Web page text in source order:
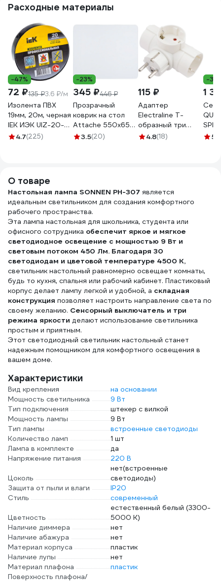
13897
Расходные материалы
-47%
72 ₽135 ₽3.6 ₽/м
Изолента ПВХ
19мм, 20м, черная
IEK ИЭК UIZ-20-
10-K02
4.7(225)
-23%
345 ₽446 ₽
Прозрачный
коврик на стол
Attache 550x650
мм 1121495
3.5(20)
115 ₽
Адаптер
Electraline T-
образный три
гнезда, 16A, с
4.8(18)
-3%
1
5 5
О товаре
Настольная лампа SONNEN PH-307 является
идеальным светильником для создания комфортного
рабочего пространства.
Эта лампа настольная для школьника, студента или
офисного сотрудника обеспечит яркое и мягкое
светодиодное освещение с мощностью 9 Вт и
световым потоком 450 Лм. Благодаря 30
светодиодам и цветовой температуре 4500 K,
светильник настольный равномерно освещает комнаты,
будь то кухня, спальня или рабочий кабинет. Пластиковый
корпус делает лампу легкой и удобной, а складная
конструкция позволяет настроить направление света по
своему желанию. Сенсорный выключатель и три
режима яркости делают использование светильника
простым и приятным.
Этот светодиодный светильник настольный станет
надежным помощником для комфортного освещения в
вашем доме.
Характеристики
Вид крепления
на основании
Мощность светильника
9 Вт
Тип подключения
штекер с вилкой
Мощность лампы
9 Вт
Тип лампы
встроенные светодиоды
Количество ламп
1 шт
Лампа в комплекте
да
Напряжение питания
220 В
Цоколь
нет(встроенные
светодиоды)
Защита от пыли и влаги
IP20
Стиль
современный
Цветность
естественный белый (3300-
5000 К)
Наличие диммера
нет
Наличие абажура
нет
Материал корпуса
пластик
Наличие лупы
нет
Материал плафона
пластик
Поверхность плафона/